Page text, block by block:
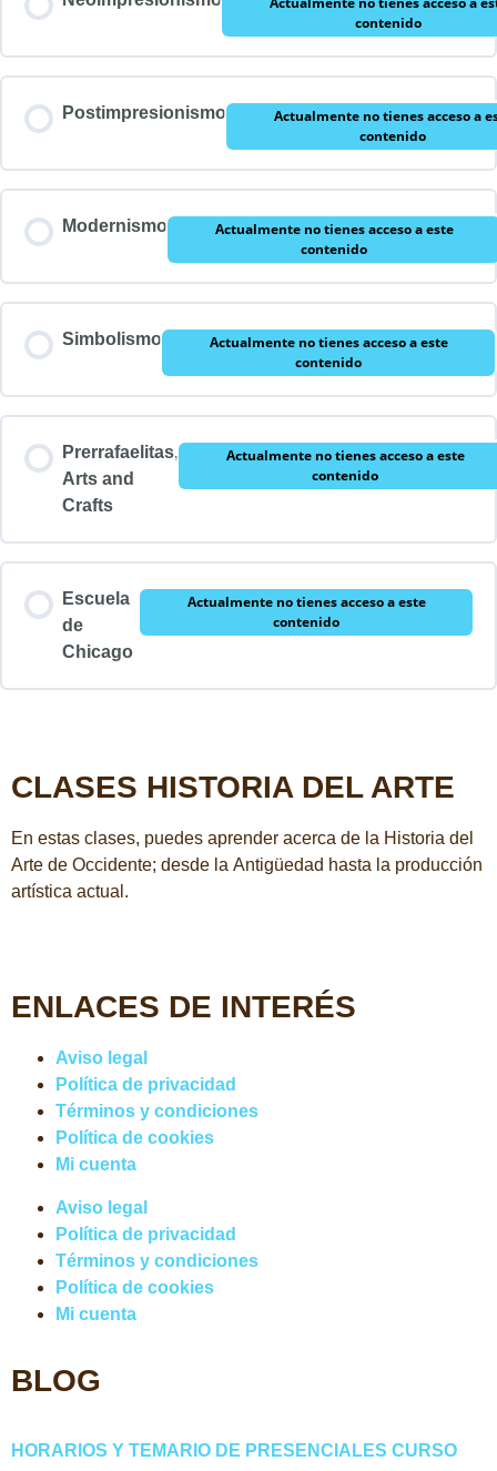
contenido
Postimpresionismo
Actualmente no tienes acceso a
contenido
Modernismo
Actualmente no tienes acceso a este
contenido
Simbolismo
Actualmente no tienes acceso a este
contenido
Prerrafaelitas,
Arts and
Crafts
Actualmente no tienes acceso a este
contenido
Escuela
de
Chicago
Actualmente no tienes acceso a este
contenido
CLASES HISTORIA DEL ARTE
En estas clases, puedes aprender acerca de la Historia del
Arte de Occidente; desde la Antigüedad hasta la producción
artística actual.
ENLACES DE INTERÉS
Aviso legal
Política de privacidad
Términos y condiciones
Política de cookies
Mi cuenta
Aviso legal
Política de privacidad
Términos y condiciones
Política de cookies
Mi cuenta
BLOG
HORARIOS Y TEMARIO DE PRESENCIALES CURSO